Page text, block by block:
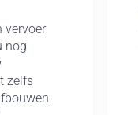
vervoer
nog
zelfs